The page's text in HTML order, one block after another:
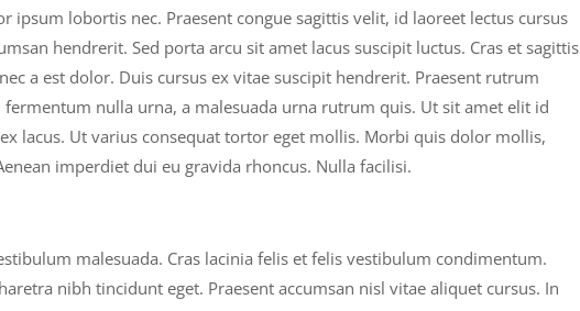
ipsum lobortis nec. Praesent congue sagittis velit, id laoreet lectus cursus
hendrerit. Sed porta arcu sit amet lacus suscipit luctus. Cras et sagittis
a est dolor. Duis cursus ex vitae suscipit hendrerit. Praesent rutrum
nulla urna, a malesuada urna rutrum quis. Ut sit amet elit id
lacus. Ut varius consequat tortor eget mollis. Morbi quis dolor mollis,
imperdiet dui eu gravida rhoncus. Nulla facilisi.
malesuada. Cras lacinia felis et felis vestibulum condimentum.
nibh tincidunt eget. Praesent accumsan nisl vitae aliquet cursus. In